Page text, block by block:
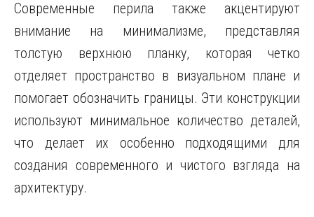
Современные перила также акцентируют
внимание на минимализме, представляя
толстую верхнюю планку, которая четко
отделяет пространство в визуальном плане и
помогает обозначить границы. Эти конструкции
используют минимальное количество деталей,
что делает их особенно подходящими для
создания современного и чистого взгляда на
архитектуру.